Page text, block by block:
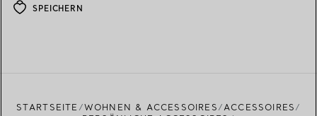
SPEICHERN
STARTSEITE WOHNEN & ACCESSOIRES
ACCESSOIRES